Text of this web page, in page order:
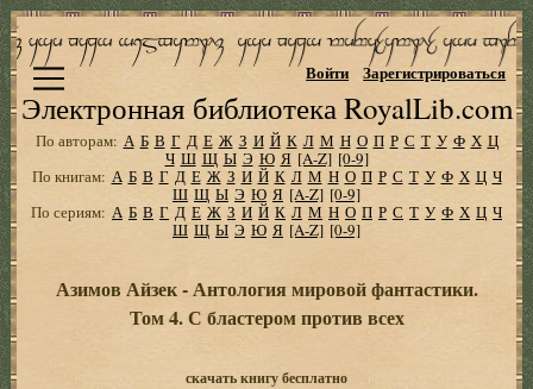
Электронная библиотека RoyalLib.com
Войти Зарегистрироваться
По авторам: А Б В Г Д Е Ж З И Й К Л М Н О П Р С Т У Ф Х Ц
Ч Ш Щ Ы Э Ю Я [A-Z] [0-9]
По книгам: А Б В Г Д Е Ж З И Й К Л М Н О П Р С Т У Ф Х Ц Ч
Ш Щ Ы Э Ю Я [A-Z] [0-9]
По сериям: А Б В Г Д Е Ж З И Й К Л М Н О П Р С Т У Ф Х Ц Ч
Ш Щ Ы Э Ю Я [A-Z] [0-9]
Азимов Айзек - Антология мировой фантастики.
Том 4. С бластером против всех
скачать книгу бесплатно